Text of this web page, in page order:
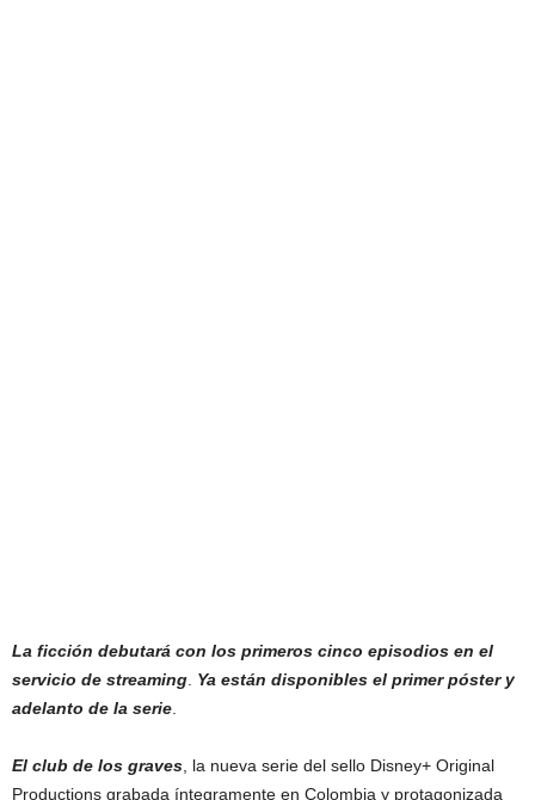
La ficción debutará con los primeros cinco episodios en el
servicio de streaming. Ya están disponibles el primer póster y
adelanto de la serie.
El club de los graves, la nueva serie del sello Disney+ Original
Productions grabada íntegramente en Colombia y protagonizada